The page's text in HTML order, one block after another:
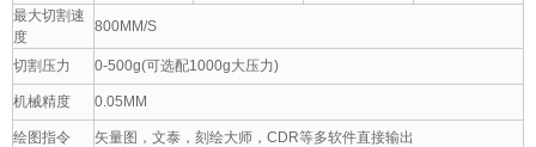
最大切割速
度
800MM/S
切割压力 0-500g(可选配1000g大压力)
机械精度 0.05MM
绘图指令 矢量图，文泰，刻绘大师，CDR等多软件直接输出